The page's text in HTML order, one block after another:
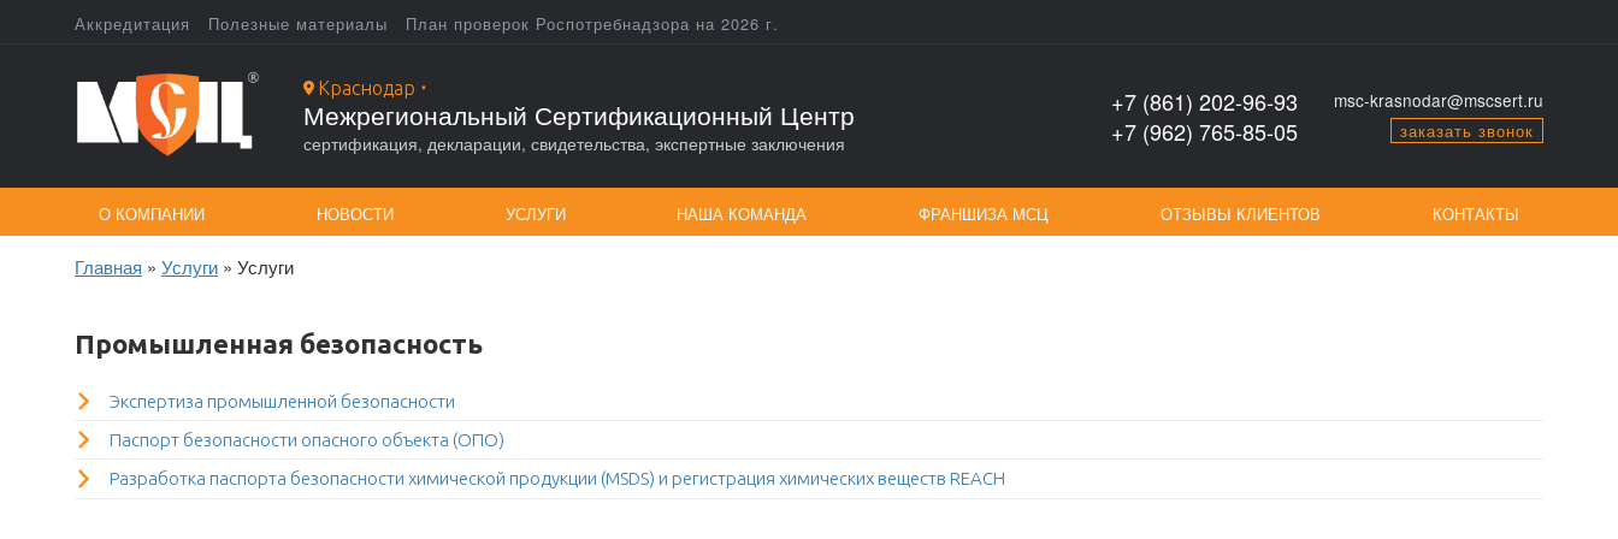
содержаниюmenu
Аккредитация Полезные материалы План проверок Роспотребнадзора на 2026 г.
Краснодар ▼
Межрегиональный Сертификационный Центр
сертификация, декларации, свидетельства, экспертные заключения
msc-krasnodar@mscsert.ru
заказать звонок
+7 (861) 202-96-93
+7 (962) 765-85-05
О КОМПАНИИ НОВОСТИ УСЛУГИ НАША КОМАНДА ФРАНШИЗА МСЦ ОТЗЫВЫ КЛИЕНТОВ КОНТАКТЫ
навигации
Главная Услуги Услуги
Промышленная безопасность
Экспертиза промышленной безопасности
Паспорт безопасности опасного объекта (ОПО)
Разработка паспорта безопасности химической продукции (MSDS) и регистрация химических веществ REACH